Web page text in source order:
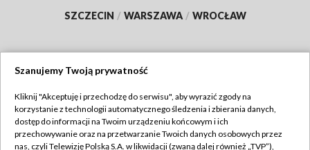
SZCZECIN / WARSZAWA / WROCŁAW
TVP
Abonament TVP
Regulamin TVP
Szanujemy Twoją prywatność
Kliknij "Akceptuję i przechodzę do serwisu", aby wyrazić zgody na
korzystanie z technologii automatycznego śledzenia i zbierania danych,
dostęp do informacji na Twoim urządzeniu końcowym i ich
przechowywanie oraz na przetwarzanie Twoich danych osobowych przez
nas, czyli Telewizję Polską S.A. w likwidacji (zwaną dalej również „TVP”),